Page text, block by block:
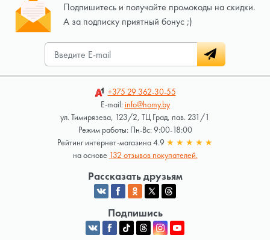
Подпишитесь и получайте промокоды на скидки.
А за подписку приятный бонус ;)
+375 29362-30-55
E-mail:info@homy.by
ул. Тимирязева, 123/2, ТЦ Град, пав. 231/1
Режим работы: Пн-Вс: 9:00-18:00
Рейтинг интернет-магазина 4.9 ★ ★ ★ ★ ★
на основе 132 отзывов покупателей.
Рассказать друзьям
Подпишись